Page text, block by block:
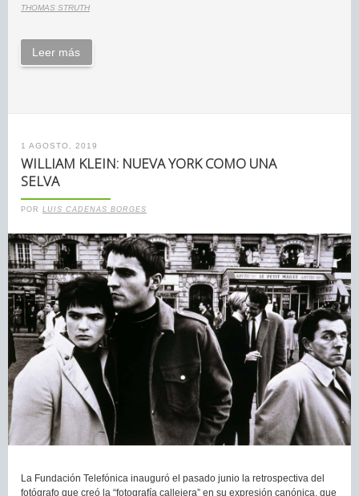
THOMAS STRUTH
Leer más
1 AGOSTO, 2019
WILLIAM KLEIN: NUEVA YORK COMO UNA
SELVA
POR LUIS CADENAS BORGES
La Fundación Telefónica inauguró el pasado junio la retrospectiva del
fotógrafo que creó la “fotografía callejera” en su expresión canónica, que